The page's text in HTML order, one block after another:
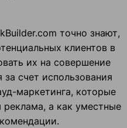
точно знают,
клиентов в
их на совершение
счет использования
маркетинга, которые
реклама, а как уместные